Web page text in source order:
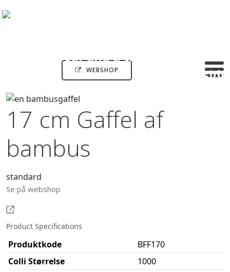
WEBSHOP
17 cm Gaffel af
bambus
standard
Se på webshop
Product Specifications
Produktkode
BFF170
Colli Størrelse
1000